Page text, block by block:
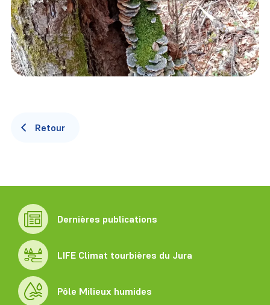
Retour
Dernières publications
LIFE Climat tourbières du Jura
Pôle Milieux humides